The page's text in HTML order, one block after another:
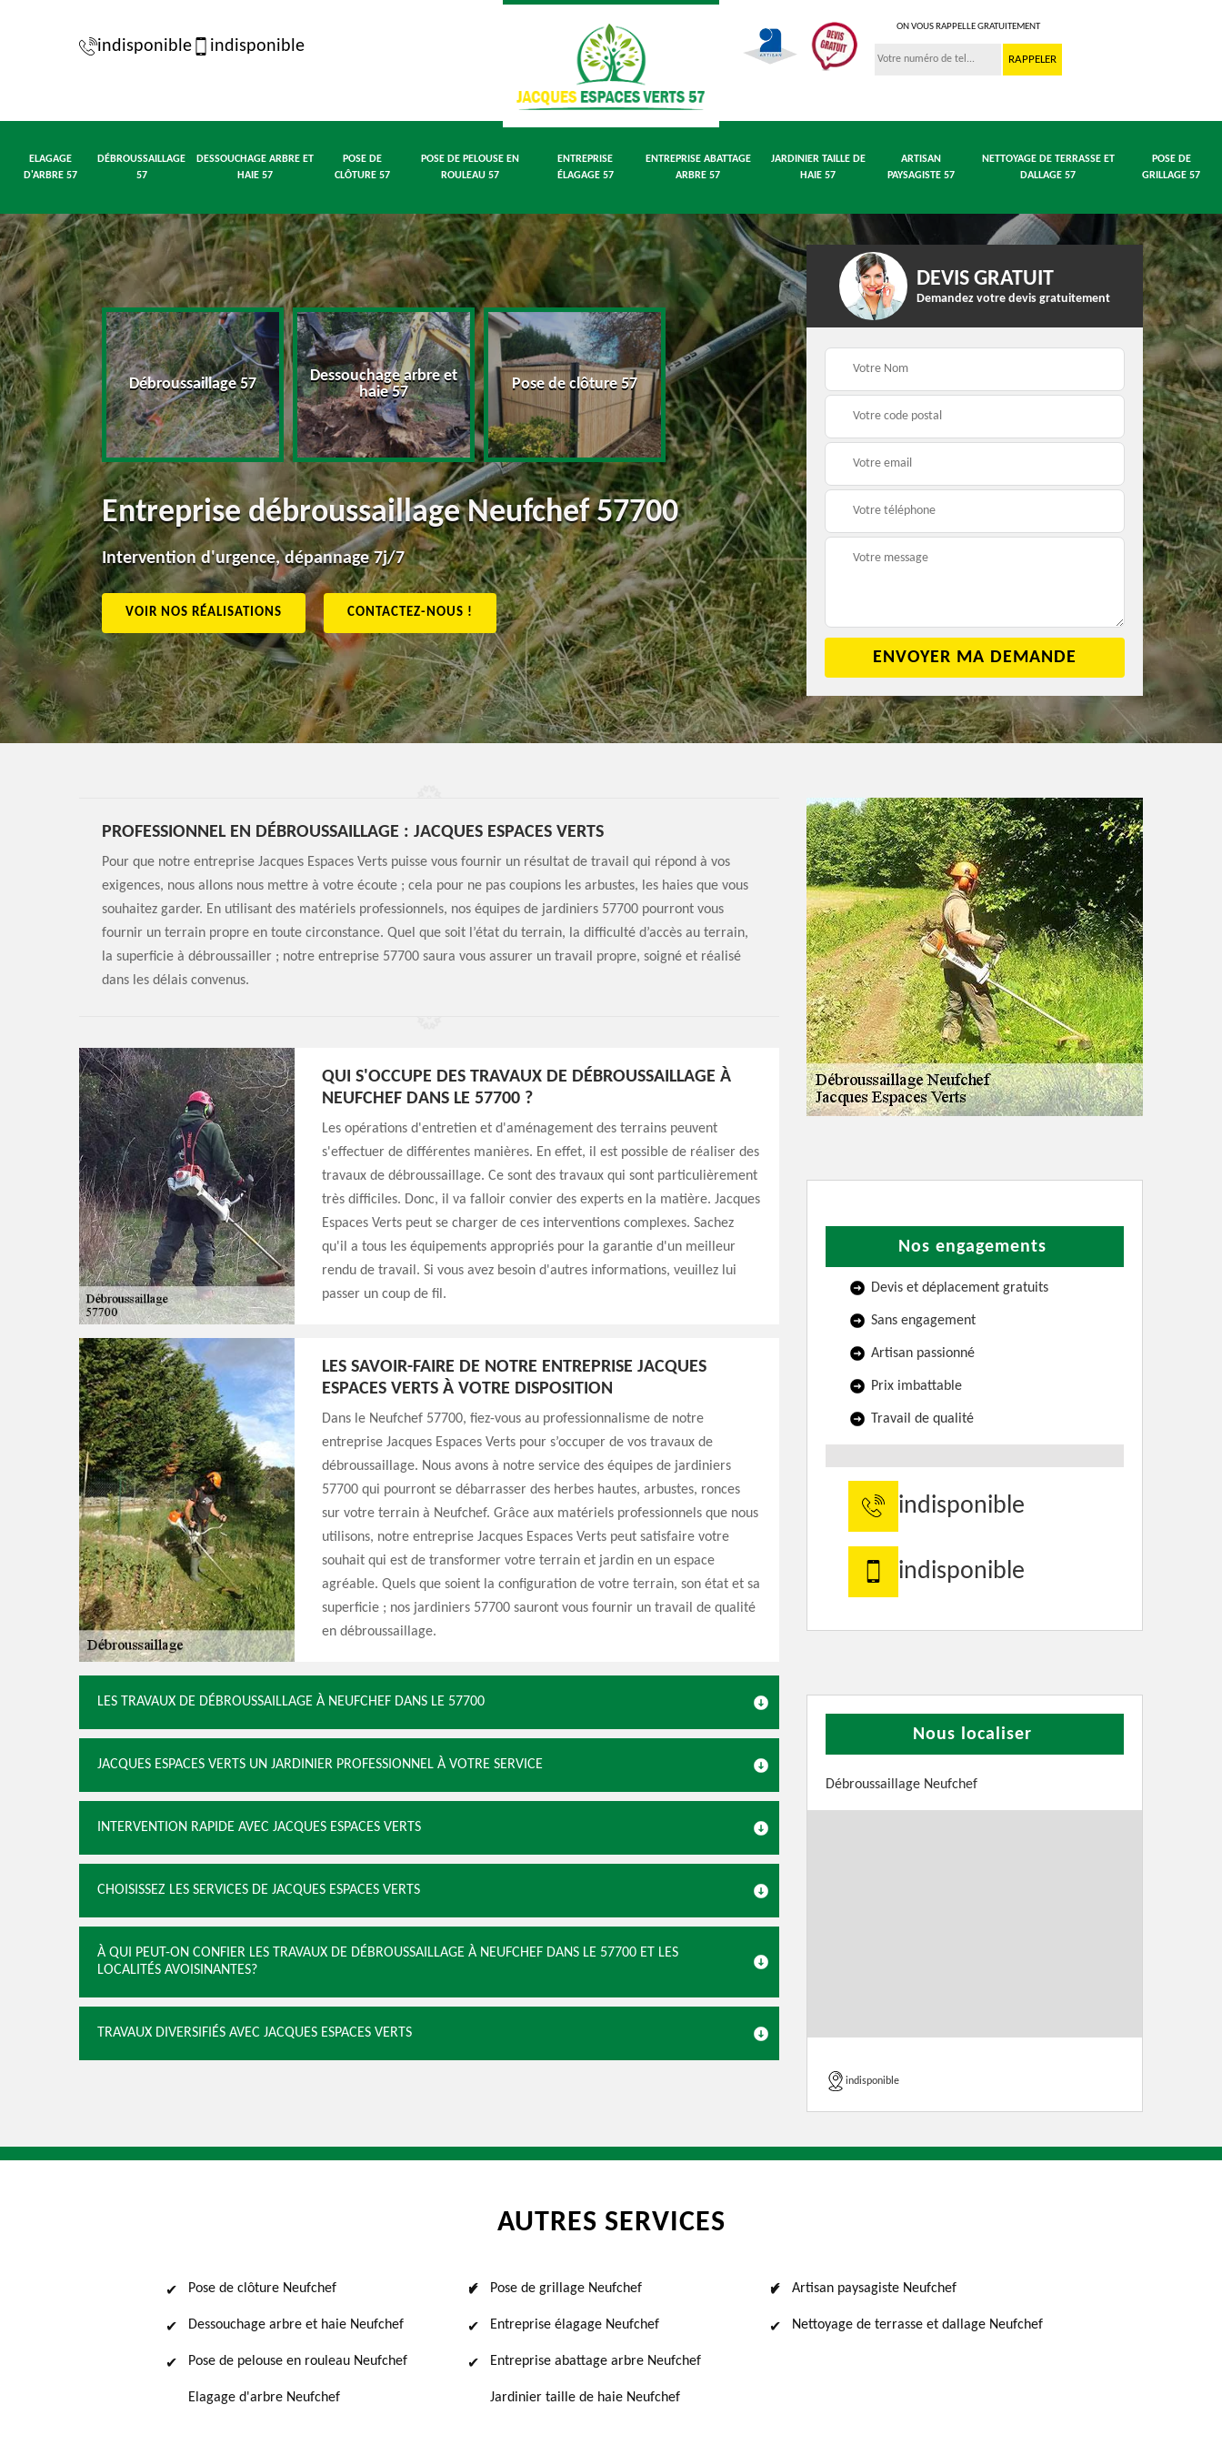
indisponible indisponible
ON VOUS RAPPELLE GRATUITEMENT
ELAGAGE
D'ARBRE 57
DÉBROUSSAILLAGE
57
DESSOUCHAGE ARBRE ET
HAIE 57
POSE DE
CLÔTURE 57
POSE DE PELOUSE EN
ROULEAU 57
ENTREPRISE
ÉLAGAGE 57
ENTREPRISE ABATTAGE
ARBRE 57
JARDINIER TAILLE DE
HAIE 57
ARTISAN
PAYSAGISTE 57
NETTOYAGE DE TERRASSE ET
DALLAGE 57
POSE DE
GRILLAGE 57
57 Débroussaillage 57
Dessouchage arbre et
haie 57
Pose de clôture 57
Pose de pelouse en
rouleau 57
Entreprise abattage
arbre 57
Entreprise débroussaillage Neufchef 57700
Intervention d'urgence, dépannage 7j/7
VOIR NOS RÉALISATIONS CONTACTEZ-NOUS !
DEVIS GRATUIT
Demandez votre devis gratuitement
PROFESSIONNEL EN DÉBROUSSAILLAGE : JACQUES ESPACES VERTS
Pour que notre entreprise Jacques Espaces Verts puisse vous fournir un résultat de travail qui répond à vos
exigences, nous allons nous mettre à votre écoute ; cela pour ne pas coupions les arbustes, les haies que vous
souhaitez garder. En utilisant des matériels professionnels, nos équipes de jardiniers 57700 pourront vous
fournir un terrain propre en toute circonstance. Quel que soit l’état du terrain, la difficulté d’accès au terrain,
la superficie à débroussailler ; notre entreprise 57700 saura vous assurer un travail propre, soigné et réalisé
dans les délais convenus.
QUI S'OCCUPE DES TRAVAUX DE DÉBROUSSAILLAGE À
NEUFCHEF DANS LE 57700 ?
Les opérations d'entretien et d'aménagement des terrains peuvent
s'effectuer de différentes manières. En effet, il est possible de réaliser des
travaux de débroussaillage. Ce sont des travaux qui sont particulièrement
très difficiles. Donc, il va falloir convier des experts en la matière. Jacques
Espaces Verts peut se charger de ces interventions complexes. Sachez
qu'il a tous les équipements appropriés pour la garantie d'un meilleur
rendu de travail. Si vous avez besoin d'autres informations, veuillez lui
passer un coup de fil.
LES SAVOIR-FAIRE DE NOTRE ENTREPRISE JACQUES
ESPACES VERTS À VOTRE DISPOSITION
Dans le Neufchef 57700, fiez-vous au professionnalisme de notre
entreprise Jacques Espaces Verts pour s’occuper de vos travaux de
débroussaillage. Nous avons à notre service des équipes de jardiniers
57700 qui pourront se débarrasser des herbes hautes, arbustes, ronces
sur votre terrain à Neufchef. Grâce aux matériels professionnels que nous
utilisons, notre entreprise Jacques Espaces Verts peut satisfaire votre
souhait qui est de transformer votre terrain et jardin en un espace
agréable. Quels que soient la configuration de votre terrain, son état et sa
superficie ; nos jardiniers 57700 sauront vous fournir un travail de qualité
en débroussaillage.
LES TRAVAUX DE DÉBROUSSAILLAGE À NEUFCHEF DANS LE 57700
JACQUES ESPACES VERTS UN JARDINIER PROFESSIONNEL À VOTRE SERVICE
INTERVENTION RAPIDE AVEC JACQUES ESPACES VERTS
CHOISISSEZ LES SERVICES DE JACQUES ESPACES VERTS
À QUI PEUT-ON CONFIER LES TRAVAUX DE DÉBROUSSAILLAGE À NEUFCHEF DANS LE 57700 ET LES
LOCALITÉS AVOISINANTES?
TRAVAUX DIVERSIFIÉS AVEC JACQUES ESPACES VERTS
Nos engagements
Devis et déplacement gratuits
Sans engagement
Artisan passionné
Prix imbattable
Travail de qualité
indisponible
indisponible
Nous localiser
Débroussaillage Neufchef
indisponible
AUTRES SERVICES
Pose de clôture Neufchef
Dessouchage arbre et haie Neufchef
Pose de pelouse en rouleau Neufchef
Elagage d'arbre Neufchef
Pose de grillage Neufchef
Entreprise élagage Neufchef
Entreprise abattage arbre Neufchef
Jardinier taille de haie Neufchef
Artisan paysagiste Neufchef
Nettoyage de terrasse et dallage Neufchef